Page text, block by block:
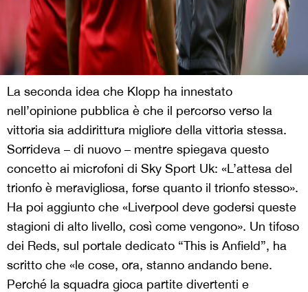
La seconda idea che Klopp ha innestato
nell’opinione pubblica è che il percorso verso la
vittoria sia addirittura migliore della vittoria stessa.
Sorrideva – di nuovo – mentre spiegava questo
concetto ai microfoni di Sky Sport Uk: «L’attesa del
trionfo è meravigliosa, forse quanto il trionfo stesso».
Ha poi aggiunto che «Liverpool deve godersi queste
stagioni di alto livello, così come vengono». Un tifoso
dei Reds, sul portale dedicato “This is Anfield”, ha
scritto che «le cose, ora, stanno andando bene.
Perché la squadra gioca partite divertenti e